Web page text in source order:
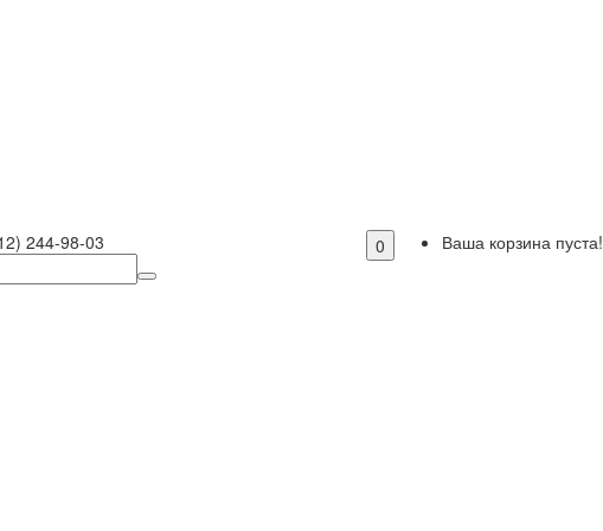
244-98-03 0 Ваша корзина пуста!